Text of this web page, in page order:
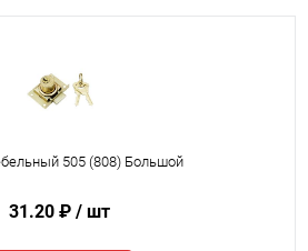
505 (808) Большой
31.20 ₽ / шт